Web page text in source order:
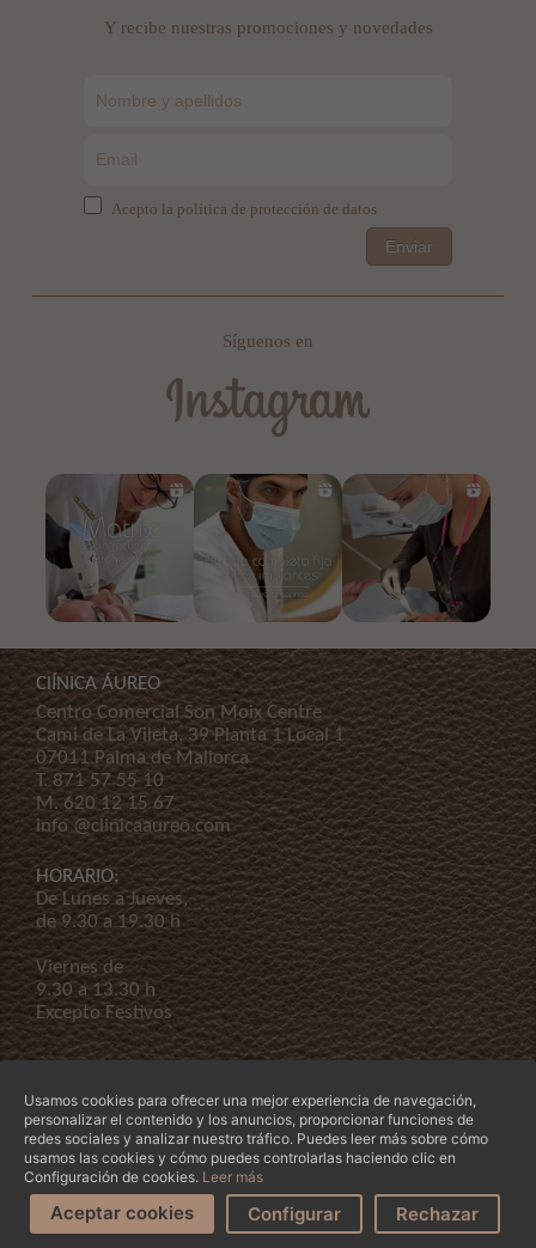
Y recibe nuestras promociones y novedades
Acepto la política de protección de datos
Enviar
Síguenos en
Pídenos Cita ¿Te Ayudamos?
ClÍNICA ÁUREO
Centro Comercial Son Moix Centre
Cami de La Vileta, 39 Planta 1 Local 1
07011 Palma de Mallorca
T.871 57 55 10
M.620 12 15 67
info @clinicaaureo.com
HORARIO:
De Lunes a Jueves,
de 9.30 a 19.30 h
Viernes de
9.30 a 13.30 h
Excepto Festivos
© Copyright 2026 Clínica Áureo S.L.Legal-Declaración de Accessibilidad
condiciones-
Usamos cookies para ofrecer una mejor experiencia de navegación,
personalizar el contenido y los anuncios, proporcionar funciones de
redes sociales y analizar nuestro tráfico. Puedes leer más sobre cómo
usamos las cookies y cómo puedes controlarlas haciendo clic en
Configuración de cookies. Leer más
Aceptar cookies Configurar Rechazar